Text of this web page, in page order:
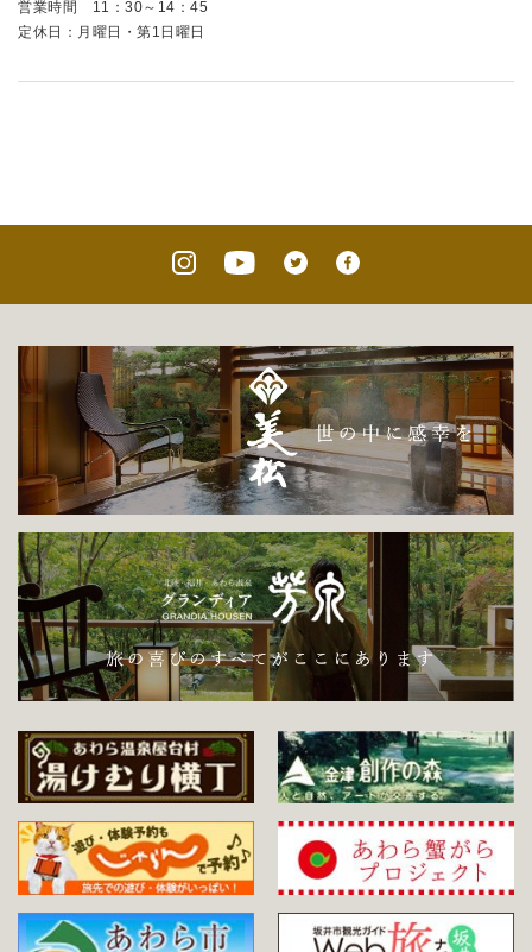
営業時間 11：30～14：45
定休日：月曜日・第1日曜日